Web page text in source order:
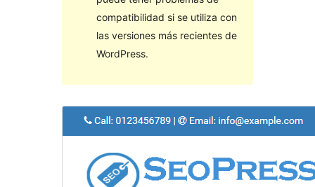
compatibilidad si se utiliza con
las versiones más recientes de
WordPress.